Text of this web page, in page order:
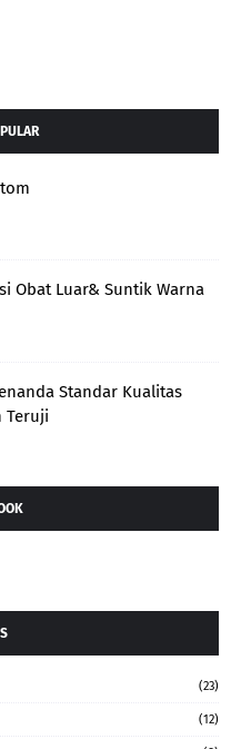
Obat Luar& Suntik Warna
Standar Kualitas
Teruji
(23)
(12)